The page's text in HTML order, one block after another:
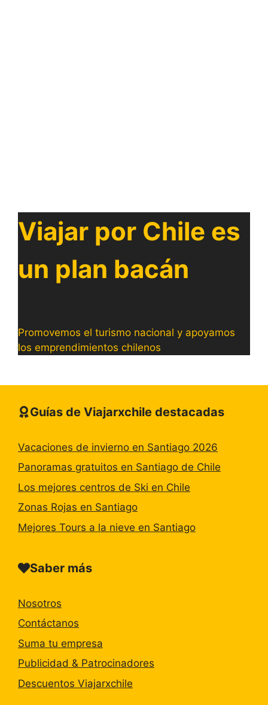
Viajar por Chile es
un plan bacán
Promovemos el turismo nacional y apoyamos
los emprendimientos chilenos
Guías de Viajarxchile destacadas
Vacaciones de invierno en Santiago 2026
Panoramas gratuitos en Santiago de Chile
Los mejores centros de Ski en Chile
Zonas Rojas en Santiago
Mejores Tours a la nieve en Santiago
Saber más
Nosotros
Contáctanos
Suma tu empresa
Publicidad & Patrocinadores
Descuentos Viajarxchile